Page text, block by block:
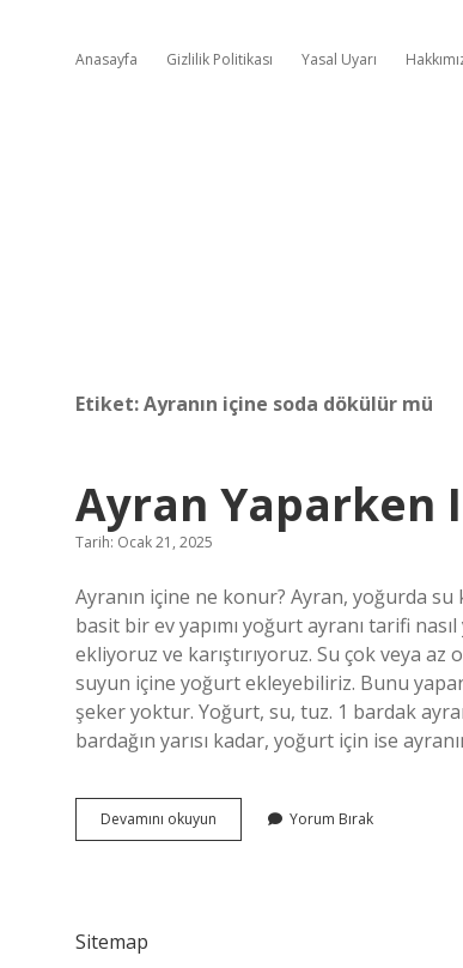
Anasayfa Gizlilik Politikası Yasal Uyarı
Etiket:Ayranın içine soda dökülür mü
Ayran Yaparken
Tarih: Ocak 21, 2025
Ayranın içine ne konur? Ayran, yoğurda su
basit bir ev yapımı yoğurt ayranı tarifi
ekliyoruz ve karıştırıyoruz. Su çok veya
suyun içine yoğurt ekleyebiliriz. Bunu
şeker yoktur. Yoğurt, su, tuz. 1 bardak
bardağın yarısı kadar, yoğurt için ise
Devamını okuyun
Yaparken
Yorum Bırak
Sitemap